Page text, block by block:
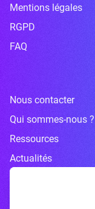
Mentions légales
RGPD
FAQ
Nous contacter
Qui sommes-nous ?
Ressources
Actualités